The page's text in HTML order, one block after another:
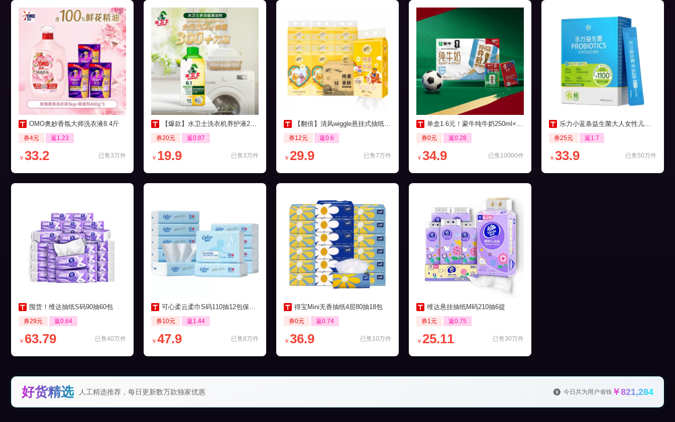
OMO奥妙香氛大师洗衣液8.4斤
券4元 返1.23
已售3万件
￥ 33.2
【爆款】水卫士洗衣机养护液270ml*3瓶装
券20元 返0.87
已售3万件
￥ 19.9
【翻倍】清风wiggle悬挂式抽纸250抽10提
券12元 返0.6
已售7万件
￥ 29.9
单盒1.6元！蒙牛纯牛奶250ml×21包
券0元 返0.28
已售10000件
￥ 34.9
乐力小蓝条益生菌大人女性儿童肠胃肠道口腔
券25元 返1.7
已售50万件
￥ 33.9
囤货！维达抽纸S码90抽60包
券29元 返0.64
已售40万件
￥ 63.79
可心柔云柔巾S码110抽12包保湿柔纸巾
券10元 返1.44
已售8万件
￥ 47.9
得宝Mini无香抽纸4层80抽18包
券0元 返0.74
已售10万件
￥ 36.9
维达悬挂抽纸M码210抽6提
券1元 返0.75
已售30万件
￥ 25.11
今日共为用户省钱 ￥821,284
好货精选 人工精选推荐，每日更新数万款独家优惠